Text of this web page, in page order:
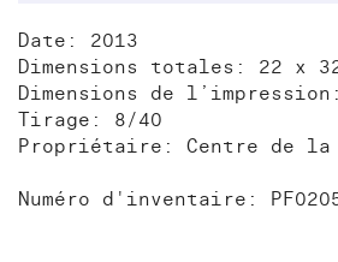
Date: 2013
Dimensions totales: 22 x
Dimensions de
Tirage: 8/40
Propriétaire: Centre de la
Numéro d'inventaire: